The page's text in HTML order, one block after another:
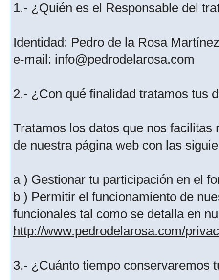
1.- ¿Quién es el Responsable del
Identidad: Pedro de la Rosa Martínez
e-mail: info@pedrodelarosa.com
2.- ¿Con qué finalidad tratamos tus
Tratamos los datos que nos
de nuestra página web con las
a ) Gestionar tu participación en el
b ) Permitir el funcionamiento de
funcionales tal como se detalla en
http://www.pedrodelarosa.com/
3.- ¿Cuánto tiempo conservaremos